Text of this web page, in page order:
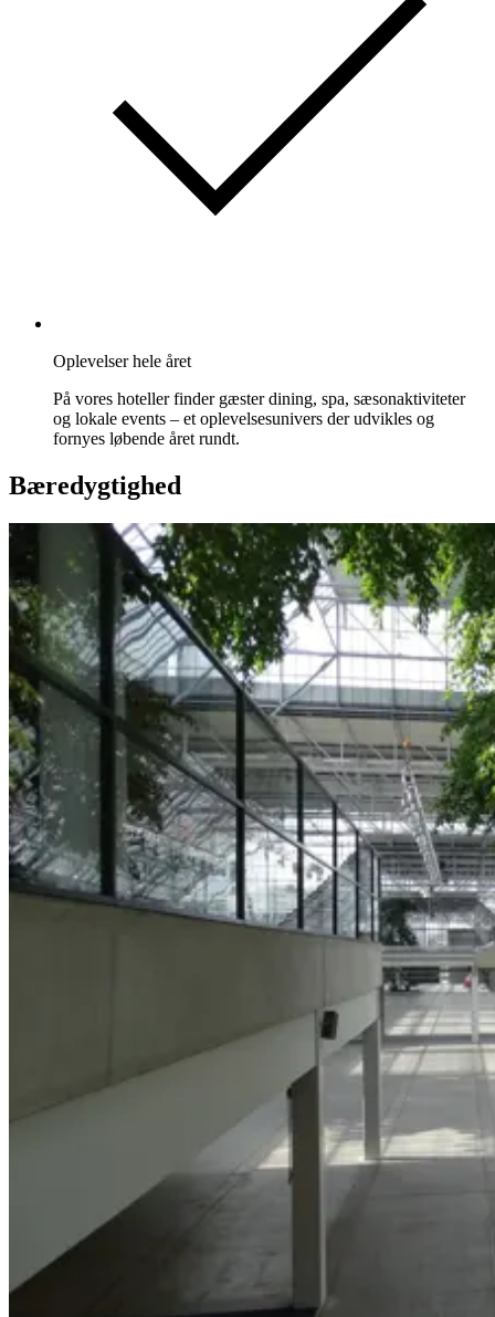
Oplevelser hele året
På vores hoteller finder gæster dining, spa, sæsonaktiviteter
og lokale events – et oplevelsesunivers der udvikles og
fornyes løbende året rundt.
Bæredygtighed